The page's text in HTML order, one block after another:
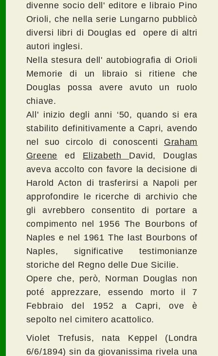
divenne socio dell' editore e libraio Pino
Orioli, che nella serie Lungarno pubblicò
diversi libri di Douglas ed opere di altri
autori inglesi.
Nella stesura dell' autobiografia di Orioli
Memorie di un libraio si ritiene che
Douglas possa avere avuto un ruolo
chiave.
All' inizio degli anni ‘50, quando si era
stabilito definitivamente a Capri, avendo
nel suo circolo di conoscenti Graham
Greene ed Elizabeth David, Douglas
aveva accolto con favore la decisione di
Harold Acton di trasferirsi a Napoli per
approfondire le ricerche di archivio che
gli avrebbero consentito di portare a
compimento nel 1956 The Bourbons of
Naples e nel 1961 The last Bourbons of
Naples, significative testimonianze
storiche del Regno delle Due Sicilie.
Opere che, però, Norman Douglas non
poté apprezzare, essendo morto il 7
Febbraio del 1952 a Capri, ove è
sepolto nel cimitero acattolico.
Violet Trefusis, nata Keppel (Londra
6/6/1894) sin da giovanissima rivela una